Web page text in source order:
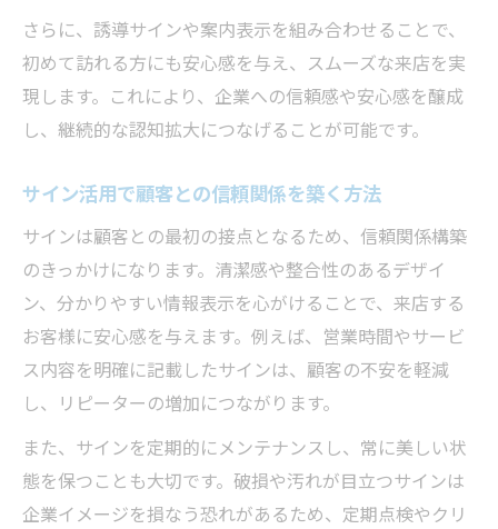
さらに、誘導サインや案内表示を組み合わせることで、
初めて訪れる方にも安心感を与え、スムーズな来店を実
現します。これにより、企業への信頼感や安心感を醸成
し、継続的な認知拡大につなげることが可能です。
サイン活用で顧客との信頼関係を築く方法
サインは顧客との最初の接点となるため、信頼関係構築
のきっかけになります。清潔感や整合性のあるデザイ
ン、分かりやすい情報表示を心がけることで、来店する
お客様に安心感を与えます。例えば、営業時間やサービ
ス内容を明確に記載したサインは、顧客の不安を軽減
し、リピーターの増加につながります。
また、サインを定期的にメンテナンスし、常に美しい状
態を保つことも大切です。破損や汚れが目立つサインは
企業イメージを損なう恐れがあるため、定期点検やクリ